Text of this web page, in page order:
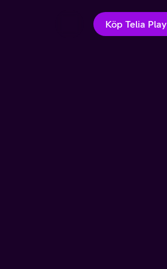
Köp Telia Play